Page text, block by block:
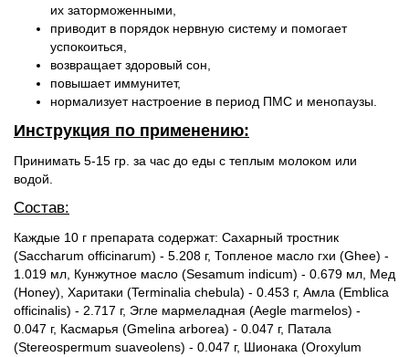
их заторможенными,
приводит в порядок нервную систему и помогает
успокоиться,
возвращает здоровый сон,
повышает иммунитет,
нормализует настроение в период ПМС и менопаузы.
Инструкция по применению:
Принимать 5-15 гр. за час до еды с теплым молоком или
водой.
Состав:
Каждые 10 г препарата содержат: Сахарный тростник
(Saccharum officinarum) - 5.208 г, Топленое масло гхи (Ghee) -
1.019 мл, Кунжутное масло (Sesamum indicum) - 0.679 мл, Мед
(Honey), Харитаки (Terminalia chebula) - 0.453 г, Амла (Emblica
officinalis) - 2.717 г, Эгле мармеладная (Aegle marmelos) -
0.047 г, Касмарья (Gmelina arborea) - 0.047 г, Патала
(Stereospermum suaveolens) - 0.047 г, Шионака (Oroxylum